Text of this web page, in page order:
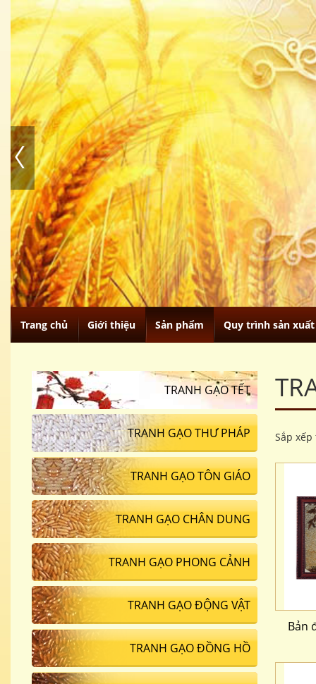
Trang chủ Giới thiệu Sản phẩm Quy trình sản xuất
Sắp
Bản
TRANH GẠO TẾT
TRANH GẠO THƯ PHÁP
TRANH GẠO TÔN GIÁO
TRANH GẠO CHÂN DUNG
TRANH GẠO PHONG CẢNH
TRANH GẠO ĐỘNG VẬT
TRANH GẠO ĐỒNG HỒ